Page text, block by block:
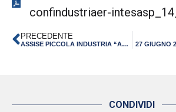
confindustriaer-
PRECEDENTE
ASSISE PICCOLA INDUSTRIA “ASCOLTO CORAGGIO IMPRESA” | BARI, 17 GIUGNO 2022
CONDIVIDI